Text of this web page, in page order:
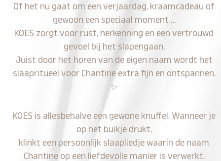
Of het nu gaat om een verjaardag, kraamcadeau of
gewoon een speciaal moment …
KOES zorgt voor rust, herkenning en een vertrouwd
gevoel bij het slapengaan.
Juist door het horen van de eigen naam wordt het
slaapritueel voor Chantine extra fijn en ontspannen.
✨
KOES is allesbehalve een gewone knuffel. Wanneer je
op het buikje drukt,
klinkt een persoonlijk slaapliedje waarin de naam
Chantine op een liefdevolle manier is verwerkt.